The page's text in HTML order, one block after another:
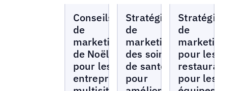
Conseils
de
marketing
de Noël
pour les
entreprises
Stratégies
de
marketing
des soins
de santé
pour
Stratégies
de
pour les
pour les